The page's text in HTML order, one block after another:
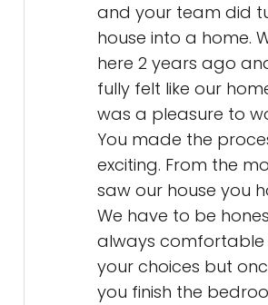
and your team did
house into a home.
here 2 years ago
fully felt like our
was a pleasure to
You made the
exciting. From the
saw our house you
We have to be
always comfortable
your choices but
you finish the